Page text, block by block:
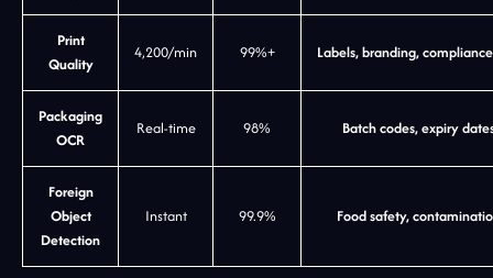
Print
Quality
4,200/min 99%+ Labels, branding,
Packaging
OCR
Real-time 98% Batch codes, expiry
Foreign
Object
Detection
Instant 99.9% Food safety,